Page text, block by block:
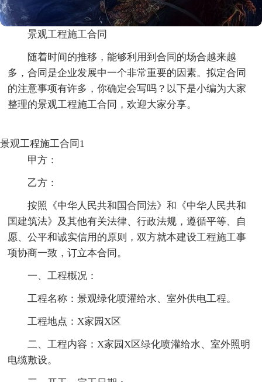
景观工程施工合同
随着时间的推移，能够利用到合同的场合越来越
多，合同是企业发展中一个非常重要的因素。拟定合同
的注意事项有许多，你确定会写吗？以下是小编为大家
整理的景观工程施工合同，欢迎大家分享。
景观工程施工合同1
甲方：
乙方：
按照《中华人民共和国合同法》和《中华人民共和
国建筑法》及其他有关法律、行政法规，遵循平等、自
愿、公平和诚实信用的原则，双方就本建设工程施工事
项协商一致，订立本合同。
一、工程概况：
工程名称：景观绿化喷灌给水、室外供电工程。
工程地点：X家园X区
二、工程内容：X家园X区绿化喷灌给水、室外照明
电缆敷设。